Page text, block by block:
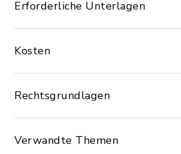
Erforderliche Unterlagen
Kosten
Rechtsgrundlagen
Verwandte Themen